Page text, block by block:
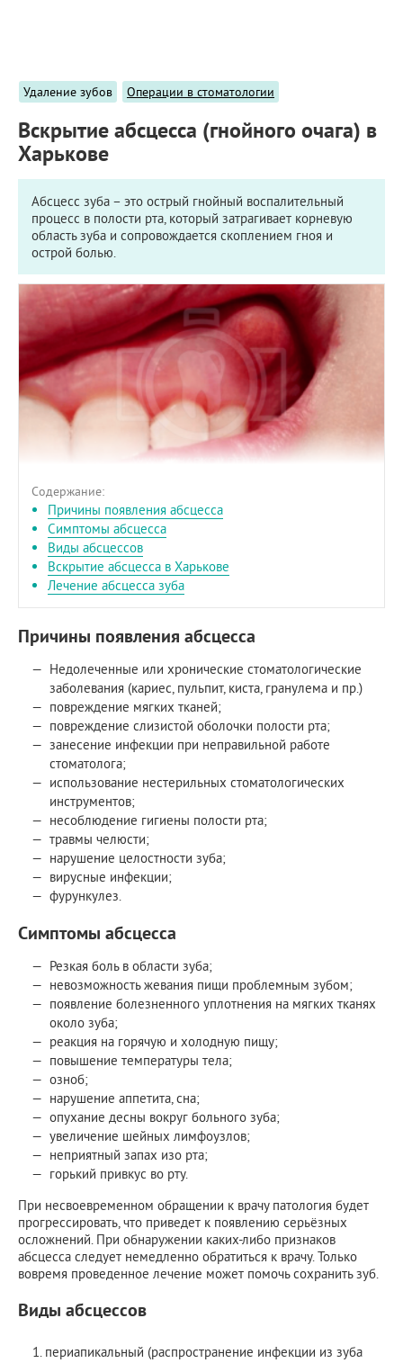
О ПРОЕКТЕ
ОБРАТНАЯ СВЯЗЬ
Удаление зубов Операции в стоматологии
Вскрытие абсцесса (гнойного очага) в
Харькове
Абсцесс зуба – это острый гнойный воспалительный
процесс в полости рта, который затрагивает корневую
область зуба и сопровождается скоплением гноя и
острой болью.
Содержание:
Причины появления абсцесса
Симптомы абсцесса
Виды абсцессов
Вскрытие абсцесса в Харькове
Лечение абсцесса зуба
Причины появления абсцесса
Недолеченные или хронические стоматологические
заболевания (кариес, пульпит, киста, гранулема и пр.)
повреждение мягких тканей;
повреждение слизистой оболочки полости рта;
занесение инфекции при неправильной работе
стоматолога;
использование нестерильных стоматологических
инструментов;
несоблюдение гигиены полости рта;
травмы челюсти;
нарушение целостности зуба;
вирусные инфекции;
фурункулез.
Симптомы абсцесса
Резкая боль в области зуба;
невозможность жевания пищи проблемным зубом;
появление болезненного уплотнения на мягких тканях
около зуба;
реакция на горячую и холодную пищу;
повышение температуры тела;
озноб;
нарушение аппетита, сна;
опухание десны вокруг больного зуба;
увеличение шейных лимфоузлов;
неприятный запах изо рта;
горький привкус во рту.
При несвоевременном обращении к врачу патология будет
прогрессировать, что приведет к появлению серьёзных
осложнений. При обнаружении каких-либо признаков
абсцесса следует немедленно обратиться к врачу. Только
вовремя проведенное лечение может помочь сохранить зуб.
Виды абсцессов
периапикальный (распространение инфекции из зуба